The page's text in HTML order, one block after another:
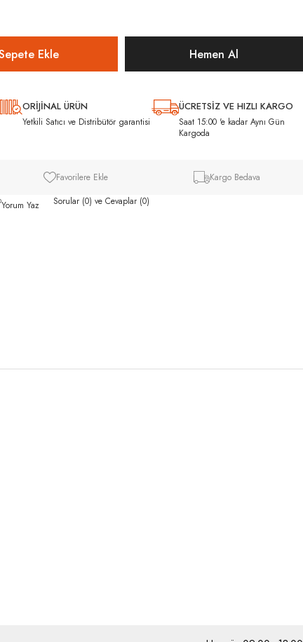
ORİJİNAL ÜRÜN
Yetkili Satıcı ve Distribütör garantisi
ÜCRETSİZ VE HIZLI KARGO
Saat 15:00 'e kadar Aynı Gün
Kargoda
Favorilere Ekle Kargo Bedava
Yorum Yaz Sorular (0) ve Cevaplar (0)